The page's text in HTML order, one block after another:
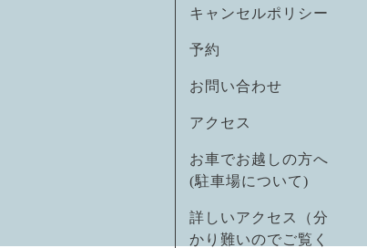
キャンセルポリシー
予約
お問い合わせ
アクセス
お車でお越しの方へ
(駐車場について)
詳しいアクセス（分
かり難いのでご覧く